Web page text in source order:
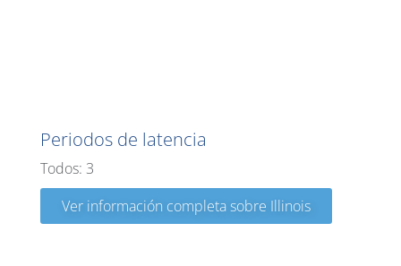
Periodos de latencia
Todos: 3
Ver información completa sobre Illinois